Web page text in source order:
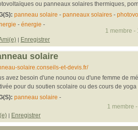
ou panneaux solaires thermiques,
panneau solaire - panneaux solaires-
- énergie -
| Enregistrer
1 membre -
solaire
solaire.conseils-et-devis.fr/
avez besoin d'une nounou ou d'une femme de
pour du soutien scolaire ou des cours de yoga
panneau solaire -
| Enregistrer
1 membre